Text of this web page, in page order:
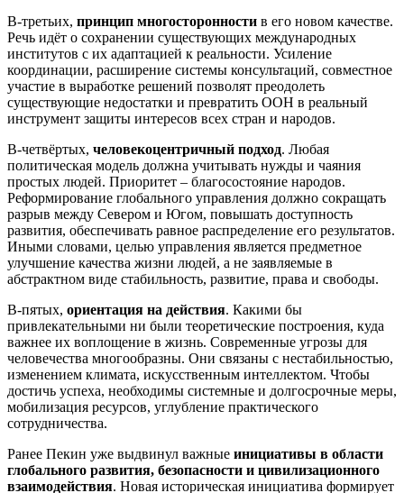
В-третьих, принцип многосторонности в его новом качестве.
Речь идёт о сохранении существующих международных
институтов с их адаптацией к реальности. Усиление
координации, расширение системы консультаций, совместное
участие в выработке решений позволят преодолеть
существующие недостатки и превратить ООН в реальный
инструмент защиты интересов всех стран и народов.
В-четвёртых, человекоцентричный подход. Любая
политическая модель должна учитывать нужды и чаяния
простых людей. Приоритет – благосостояние народов.
Реформирование глобального управления должно сокращать
разрыв между Севером и Югом, повышать доступность
развития, обеспечивать равное распределение его результатов.
Иными словами, целью управления является предметное
улучшение качества жизни людей, а не заявляемые в
абстрактном виде стабильность, развитие, права и свободы.
В-пятых, ориентация на действия. Какими бы
привлекательными ни были теоретические построения, куда
важнее их воплощение в жизнь. Современные угрозы для
человечества многообразны. Они связаны с нестабильностью,
изменением климата, искусственным интеллектом. Чтобы
достичь успеха, необходимы системные и долгосрочные меры,
мобилизация ресурсов, углубление практического
сотрудничества.
Ранее Пекин уже выдвинул важные инициативы в области
глобального развития, безопасности и цивилизационного
взаимодействия. Новая историческая инициатива формирует